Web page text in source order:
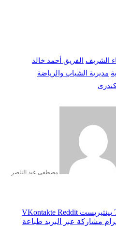
الشريف الفريق أحمد خالد
مديرية الشباب والرياضة
مصطفى عبد الناصر
بينتيريست
مشاركة عبر البريد طباعة